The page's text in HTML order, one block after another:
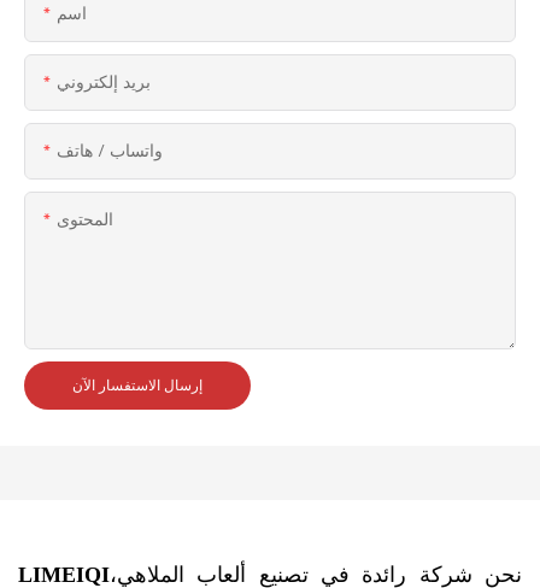
اسم
بريد إلكتروني
واتساب / هاتف
المحتوى
إرسال الاستفسار الآن
LIMEIQIنحن شركة رائدة في تصنيع ألعاب الملاهي،